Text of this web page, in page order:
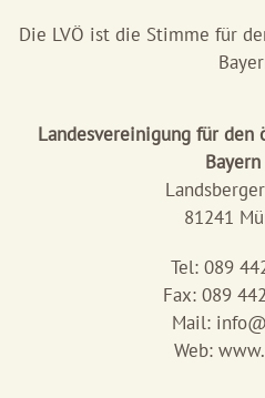
Die LVÖ ist die Stimme für
Landesvereinigung für den
Bayern
81241
Tel: 089
Fax: 089
Mail:
Web: